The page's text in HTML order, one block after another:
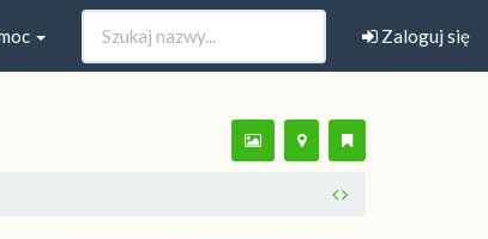
Zaloguj się